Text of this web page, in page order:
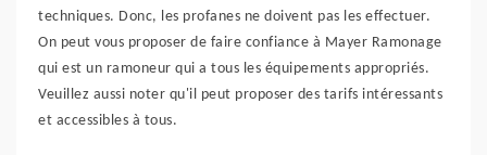
techniques. Donc, les profanes ne doivent pas les effectuer.
On peut vous proposer de faire confiance à Mayer Ramonage
qui est un ramoneur qui a tous les équipements appropriés.
Veuillez aussi noter qu'il peut proposer des tarifs intéressants
et accessibles à tous.